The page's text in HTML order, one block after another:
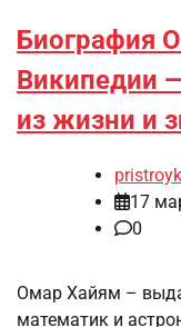
Биография
Википедии
из жизни и
17
0
Омар Хайям –
математик и